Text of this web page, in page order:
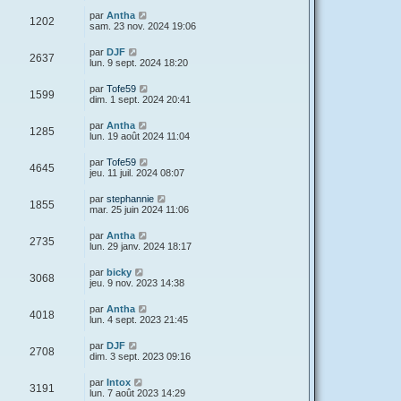
1202 par Antha
sam. 23 nov. 2024 19:06
2637 par DJF
lun. 9 sept. 2024 18:20
1599 par Tofe59
dim. 1 sept. 2024 20:41
1285 par Antha
lun. 19 août 2024 11:04
4645 par Tofe59
jeu. 11 juil. 2024 08:07
1855 par stephannie
mar. 25 juin 2024 11:06
2735 par Antha
lun. 29 janv. 2024 18:17
3068 par bicky
jeu. 9 nov. 2023 14:38
4018 par Antha
lun. 4 sept. 2023 21:45
2708 par DJF
dim. 3 sept. 2023 09:16
3191 par Intox
lun. 7 août 2023 14:29